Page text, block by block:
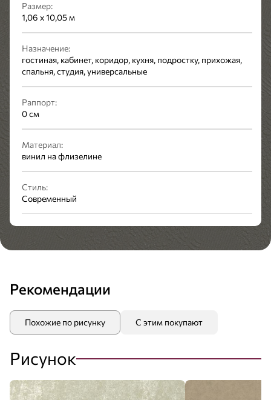
Размер:
1,06 x 10,05 м
Назначение:
гостиная, кабинет, коридор, кухня, подростку, прихожая,
спальня, студия, универсальные
Раппорт:
0 см
Материал:
винил на флизелине
Стиль:
Современный
Рекомендации
Похожие по рисунку С этим покупают
Рисунок